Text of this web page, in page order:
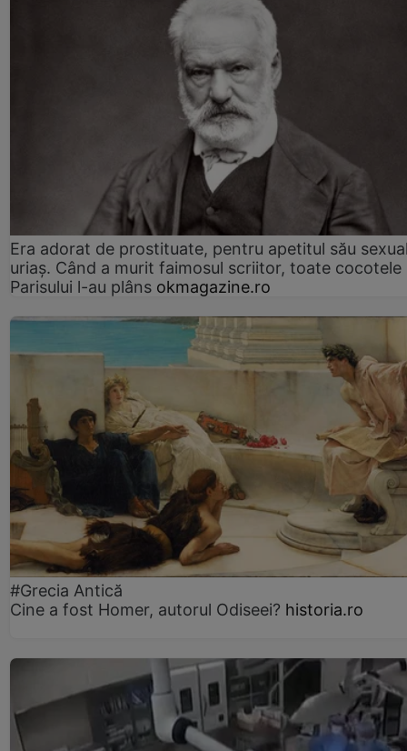
Era adorat de prostituate, pentru apetitul său
uriaș. Când a murit faimosul scriitor, toate cocotele
Parisului l-au plâns okmagazine.ro
#Grecia Antică
Cine a fost Homer, autorul Odiseei? historia.ro